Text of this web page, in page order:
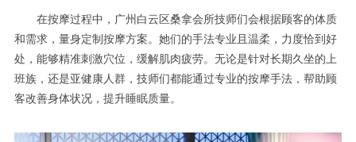
在按摩过程中，广州白云区桑拿会所技师们会根据顾客的体质
和需求，量身定制按摩方案。她们的手法专业且温柔，力度恰到好
处，能够精准刺激穴位，缓解肌肉疲劳。无论是针对长期久坐的上
班族，还是亚健康人群，技师们都能通过专业的按摩手法，帮助顾
客改善身体状况，提升睡眠质量。